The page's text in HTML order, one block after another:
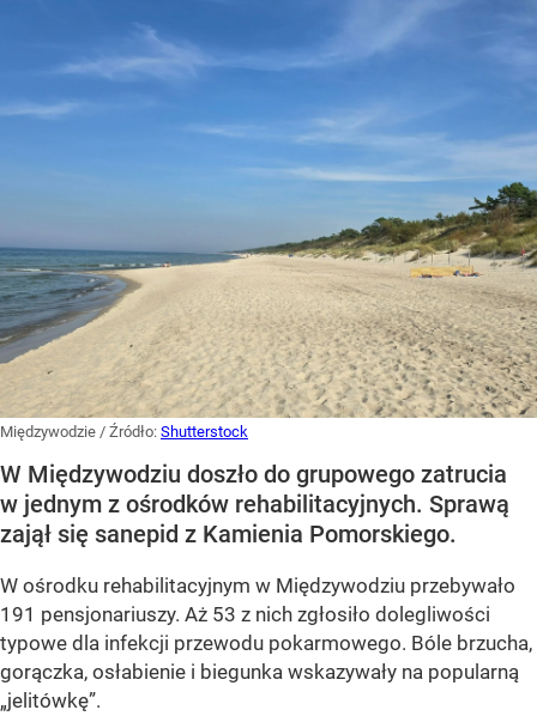
Międzywodzie / Źródło: Shutterstock
W Międzywodziu doszło do grupowego zatrucia
w jednym z ośrodków rehabilitacyjnych. Sprawą
zajął się sanepid z Kamienia Pomorskiego.
W ośrodku rehabilitacyjnym w Międzywodziu przebywało
191 pensjonariuszy. Aż 53 z nich zgłosiło dolegliwości
typowe dla infekcji przewodu pokarmowego. Bóle brzucha,
gorączka, osłabienie i biegunka wskazywały na popularną
„jelitówkę”.